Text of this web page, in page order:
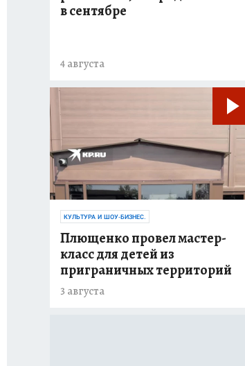
в сентябре
4 августа
КУЛЬТУРА И ШОУ-БИЗНЕС.
Плющенко провел мастер-
класс для детей из
приграничных территорий
3 августа